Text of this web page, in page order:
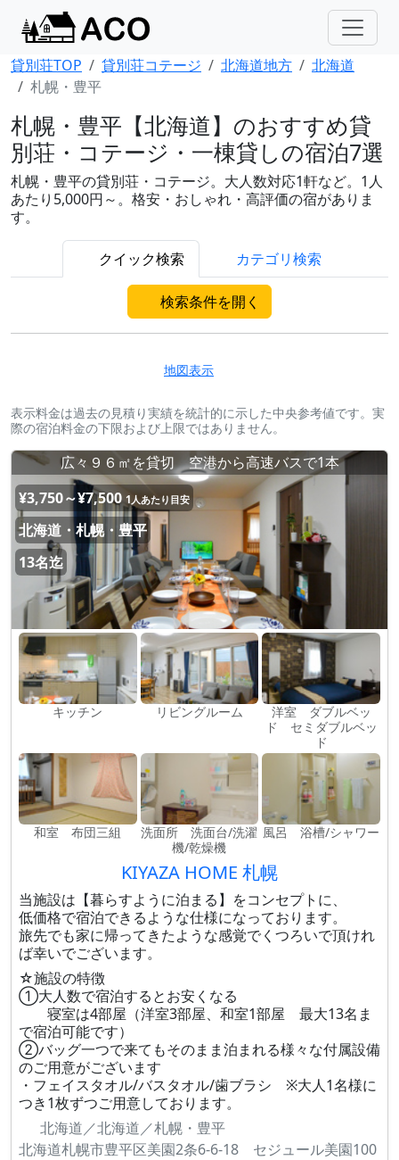
貸別荘TOP 貸別荘コテージ 北海道地方
北海道
札幌・豊平
札幌・豊平【北海道】のおすすめ貸
別荘・コテージ・一棟貸しの宿泊7選
札幌・豊平の貸別荘・コテージ。大人数対応1軒など。1人
あたり5,000円～。格安・おしゃれ・高評価の宿がありま
す。
クイック検索 カテゴリ検索
検索条件を開く
地図表示
表示料金は過去の見積り実績を統計的に示した中央参考値です。実
際の宿泊料金の下限および上限ではありません。
広々９６㎡を貸切 空港から高速バスで1本
¥3,750～¥7,500 1人あたり目安
北海道・札幌・豊平
13名迄
キッチン リビングルーム
洋室 ダブルベッ
ド セミダブルベッ
ド
和室 布団三組
洗面所 洗面台/洗濯
機/乾燥機
風呂 浴槽/シャワー
KIYAZA HOME 札幌
当施設は【暮らすように泊まる】をコンセプトに、
低価格で宿泊できるような仕様になっております。
旅先でも家に帰ってきたような感覚でくつろいで頂けれ
ば幸いでございます。
☆施設の特徴
①大人数で宿泊するとお安くなる
寝室は4部屋（洋室3部屋、和室1部屋 最大13名ま
で宿泊可能です）
②バッグ一つで来てもそのまま泊まれる様々な付属設備
のご用意がございます
・フェイスタオル/バスタオル/歯ブラシ ※大人1名様に
つき1枚ずつご用意しております。
北海道／北海道／札幌・豊平
北海道札幌市豊平区美園2条6-6-18 セジュール美園100